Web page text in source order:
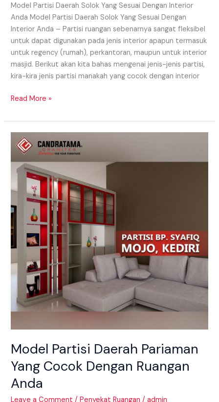
Model Partisi Daerah Solok Yang Sesuai Dengan Interior
Anda Model Partisi Daerah Solok Yang Sesuai Dengan
Interior Anda – Partisi ruangan sebenarnya sangat fleksibel
untuk dapat digunakan pada jenis interior apapun termasuk
untuk regency (rumah), perkantoran, maupun untuk interior
masjid. Berikut akan kita bahas mengenai jenis-jenis partisi,
kira-kira jenis partisi manakah yang cocok dengan interior
Read More »
Model Partisi Daerah Pariaman
Yang Cocok Dengan Ruangan
Anda
Leave a Comment /Penyekat Ruangan /admin
Model
Partisi
Daerah
Pariaman
Cocok
Dengan
Ruangan
Anda